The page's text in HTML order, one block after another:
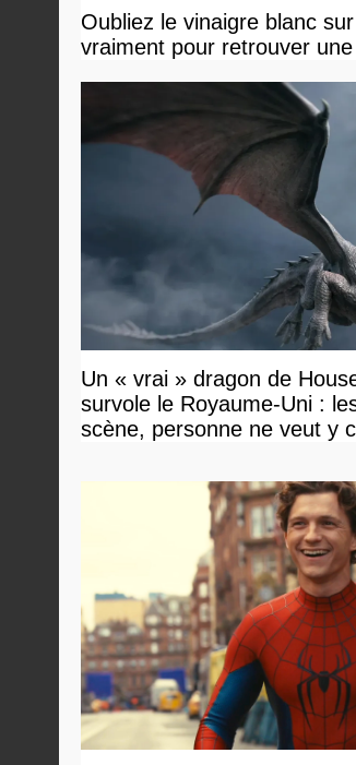
Oubliez le vinaigre blanc
vraiment pour retrouver
Un « vrai » dragon de
survole le Royaume-Uni :
scène, personne ne veut y